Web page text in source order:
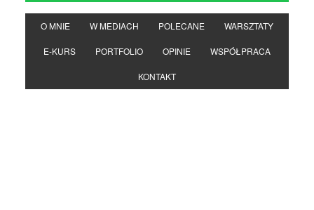
O MNIE W MEDIACH POLECANE WARSZTATY
E-KURS PORTFOLIO OPINIE WSPÓŁPRACA
KONTAKT